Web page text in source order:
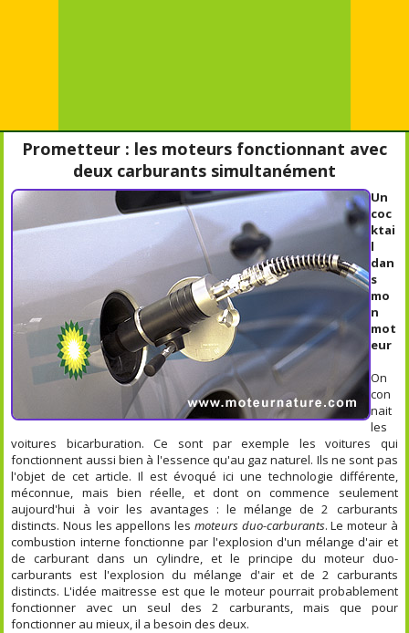
Prometteur : les moteurs fonctionnant avec
deux carburants simultanément
Un
coc
ktai
l
dan
s
mo
n
mot
eur
On
con
nait
les
voitures bicarburation. Ce sont par exemple les voitures qui
fonctionnent aussi bien à l'essence qu'au gaz naturel. Ils ne sont pas
l'objet de cet article. Il est évoqué ici une technologie différente,
méconnue, mais bien réelle, et dont on commence seulement
aujourd'hui à voir les avantages : le mélange de 2 carburants
distincts. Nous les appellons les moteurs duo-carburants. Le moteur à
combustion interne fonctionne par l'explosion d'un mélange d'air et
de carburant dans un cylindre, et le principe du moteur duo-
carburants est l'explosion du mélange d'air et de 2 carburants
distincts. L'idée maitresse est que le moteur pourrait probablement
fonctionner avec un seul des 2 carburants, mais que pour
fonctionner au mieux, il a besoin des deux.